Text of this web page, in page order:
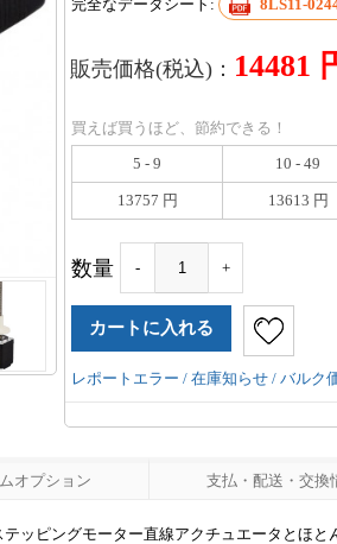
完全なデータシート:
8LS11-
販売価格(税込)： 14481
買えば買うほど、節約できる！
5 - 9
10 - 49
13757 円 13613 円
数量 - +
レポートエラー / 在庫知らせ / バルク
オプション 支払・配送・交換
ッピングモーター直線アクチュエータとほ